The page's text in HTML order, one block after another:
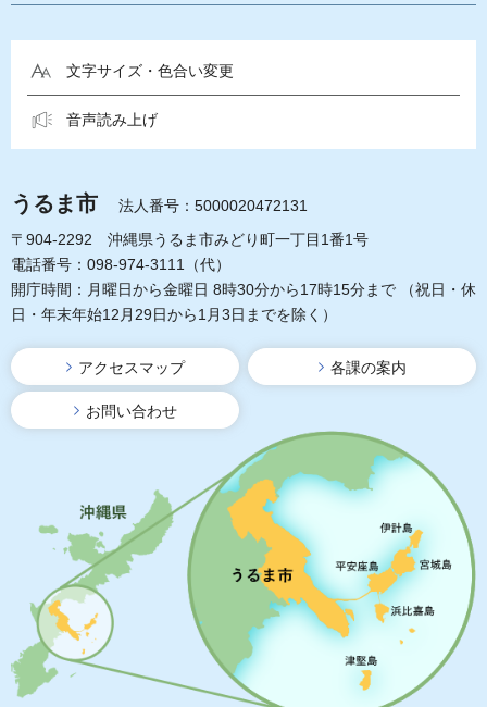
文字サイズ・色合い変更
音声読み上げ
うるま市
法人番号：5000020472131
〒904-2292 沖縄県うるま市みどり町一丁目1番1号
電話番号：098-974-3111（代）
開庁時間：月曜日から金曜日 8時30分から17時15分まで
（祝日・休
日・年末年始12月29日から1月3日までを除く）
アクセスマップ 各課の案内
お問い合わせ